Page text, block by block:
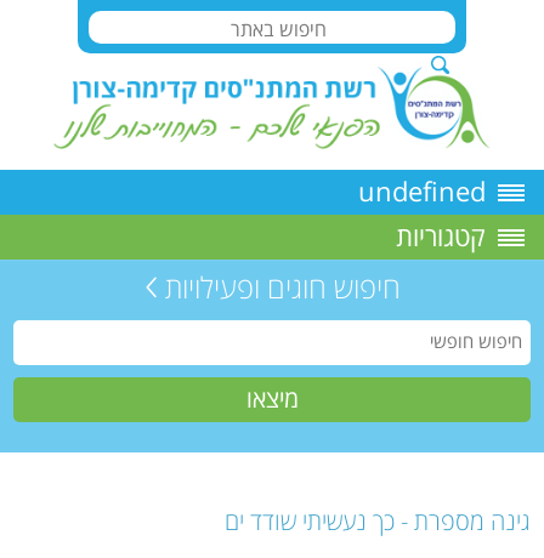
undefined
קטגוריות
חיפוש חוגים ופעילויות
גינה מספרת - כך נעשיתי שודד ים